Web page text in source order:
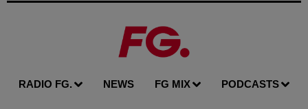
RADIO FG. NEWS FG MIX PODCASTS